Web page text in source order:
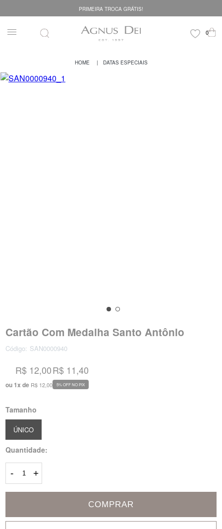
PRIMEIRA TROCA GRÁTIS!
DATAS ESPECIAIS
Cartão Com Medalha Santo Antônio
Código: SAN0000940
R$ 12,00
ou 1x de R$ 12,00
R$ 11,40
5% OFF NO PIX
Tamanho
ÚNICO
Quantidade:
- +
COMPRAR